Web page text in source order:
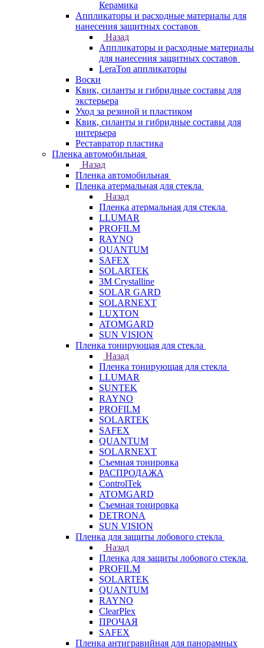
Керамика
Аппликаторы и расходные материалы для
нанесения защитных составов
Назад
Аппликаторы и расходные материалы
для нанесения защитных составов
LeraTon аппликаторы
Воски
Квик, силанты и гибридные составы для
экстерьера
Уход за резиной и пластиком
Квик, силанты и гибридные составы для
интерьера
Реставратор пластика
Пленка автомобильная
Назад
Пленка автомобильная
Пленка атермальная для стекла
Назад
Пленка атермальная для стекла
LLUMAR
PROFILM
RAYNO
QUANTUM
SAFEX
SOLARTEK
3M Crystalline
SOLAR GARD
SOLARNEXT
LUXTON
ATOMGARD
SUN VISION
Пленка тонирующая для стекла
Назад
Пленка тонирующая для стекла
LLUMAR
SUNTEK
RAYNO
PROFILM
SOLARTEK
SAFEX
QUANTUM
SOLARNEXT
Съемная тонировка
РАСПРОДАЖА
ControlTek
ATOMGARD
Съемная тонировка
DETRONA
SUN VISION
Пленка для защиты лобового стекла
Назад
Пленка для защиты лобового стекла
PROFILM
SOLARTEK
QUANTUM
RAYNO
ClearPlex
ПРОЧАЯ
SAFEX
Пленка антигравийная для панорамных